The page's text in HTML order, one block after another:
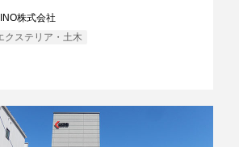
株式会社
クステリア・土木